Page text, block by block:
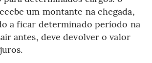
um montante na chegada,
a ficar determinado período na
antes, deve devolver o valor